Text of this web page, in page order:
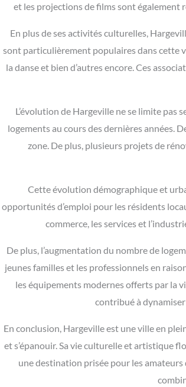
et les projections de films sont également
En plus de ses activités culturelles,
sont particulièrement populaires dans cette
la danse et bien d’autres encore. Ces
L’évolution de Hargeville ne se limite pas
logements au cours des dernières années.
zone. De plus, plusieurs projets de
Cette évolution démographique et
opportunités d’emploi pour les résidents
commerce, les services et
De plus, l’augmentation du nombre de
jeunes familles et les professionnels en
les équipements modernes offerts par la
contribué à
En conclusion, Hargeville est une ville en
et s’épanouir. Sa vie culturelle et artistique
une destination prisée pour les amateurs